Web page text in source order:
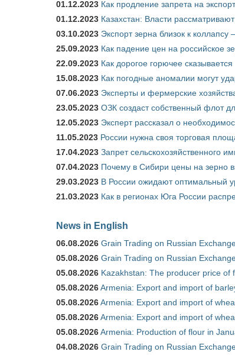
01.12.2023 Как продление запрета на
01.12.2023 Казахстан: Власти
03.10.2023 Экспорт зерна близок к коллапсу
25.09.2023 Как падение цен на российское
22.09.2023 Как дорогое горючее
15.08.2023 Как погодные аномалии могут
07.06.2023 Эксперты и фермерские
23.05.2023 ОЗК создаст собственный флот
12.05.2023 Эксперт рассказал о
11.05.2023 России нужна своя торговая
17.04.2023 Запрет сельскохозяйственного
07.04.2023 Почему в Сибири цены на зерно
29.03.2023 В России ожидают оптимальный
21.03.2023 Как в регионах Юга России
News in English
06.08.2026 Grain Trading on Russian
05.08.2026 Grain Trading on Russian
05.08.2026 Kazakhstan: The producer price of
05.08.2026Armenia: Export and import of
05.08.2026Armenia: Export and import of
05.08.2026Armenia: Export and import of
05.08.2026Armenia: Production of flour in
04.08.2026 Grain Trading on Russian